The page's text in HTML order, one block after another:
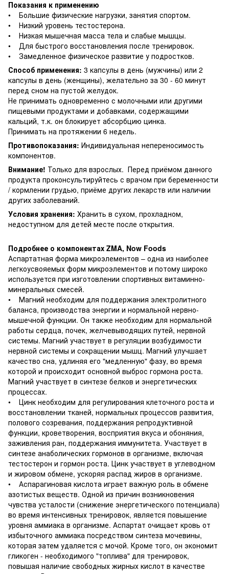
Показания к применению
• Большие физические нагрузки, занятия спортом.
• Низкий уровень тестостерона.
• Низкая мышечная масса тела и слабые мышцы.
• Для быстрого восстановления после тренировок.
• Замедленное физическое развитие у подростков.
Способ применения: 3 капсулы в день (мужчины) или 2
капсулы в день (женщины), желательно за 30 - 60 минут
перед сном на пустой желудок.
Не принимать одновременно с молочными или другими
пищевыми продуктами и добавками, содержащими
кальций, т.к. он блокирует абсорбцию цинка.
Принимать на протяжении 6 недель.
Противопоказания: Индивидуальная непереносимость
компонентов.
Внимание! Только для взрослых. Перед приёмом данного
продукта проконсультируйтесь с врачом при беременности
/ кормлении грудью, приёме других лекарств или наличии
других заболеваний.
Условия хранения: Хранить в сухом, прохладном,
недоступном для детей месте после открытия.
Подробнее о компонентах ZMA, Now Foods
Аспартатная форма микроэлементов – одна из наиболее
легкоусвояемых форм микроэлементов и потому широко
используется при изготовлении спортивных витаминно-
минеральных смесей.
• Магний необходим для поддержания электролитного
баланса, производства энергии и нормальной нервно-
мышечной функции. Он также необходим для нормальной
работы сердца, почек, желчевыводящих путей, нервной
системы. Магний участвует в регуляции возбудимости
нервной системы и сокращении мышц. Магний улучшает
качество сна, удлиняя его "медленную" фазу, во время
которой и происходит основной выброс гормона роста.
Магний участвует в синтезе белков и энергетических
процессах.
• Цинк необходим для регулирования клеточного роста и
восстановлении тканей, нормальных процессов развития,
полового созревания, поддержания репродуктивной
функции, кроветворения, восприятия вкуса и обоняния,
заживления ран, поддержания иммунитета. Участвует в
синтезе анаболических гормонов в организме, включая
тестостерон и гормон роста. Цинк участвует в углеводном
и жировом обмене, ускоряя распад жиров в организме.
• Аспарагиновая кислота играет важную роль в обмене
азотистых веществ. Одной из причин возникновения
чувства усталости (снижение энергетического потенциала)
во время интенсивных тренировок, является повышение
уровня аммиака в организме. Аспартат очищает кровь от
избыточного аммиака посредством синтеза мочевины,
которая затем удаляется с мочой. Кроме того, он экономит
гликоген - необходимого "топлива" для тренировок,
повышая наличие свободных жирных кислот в качестве